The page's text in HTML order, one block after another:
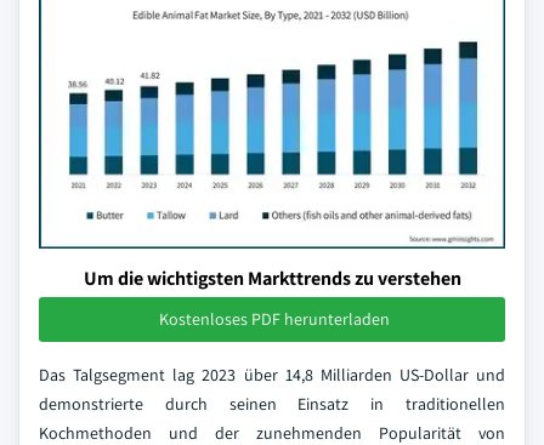
Um die wichtigsten Markttrends zu verstehen
Kostenloses PDF herunterladen
Das Talgsegment lag 2023 über 14,8 Milliarden US-Dollar und
demonstrierte durch seinen Einsatz in traditionellen
Kochmethoden und der zunehmenden Popularität von